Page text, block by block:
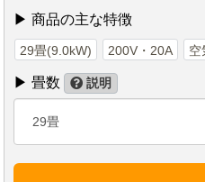
▶ 商品の主な特徴
29畳(9.0kW) 200V・20A 空
▶ 畳数 説明
29畳